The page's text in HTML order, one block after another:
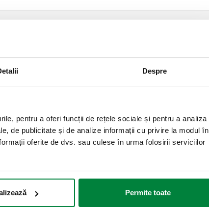
Despre
pentru a oferi funcții de rețele sociale și pentru a analiza
de publicitate și de analize informații cu privire la modul în
oferite de dvs. sau culese în urma folosirii serviciilor
Permite toate